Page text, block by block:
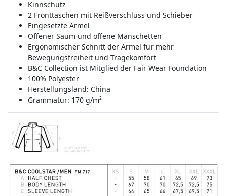
Kinnschutz
2 Fronttaschen mit Reißverschluss und Schieber
Eingesetzte Ärmel
Offener Saum und offene Manschetten
Ergonomischer Schnitt der Ärmel für mehr
Bewegungsfreiheit und Tragekomfort
B&C Collection ist Mitglied der Fair Wear Foundation
100% Polyester
Herstellungsland: China
Grammatur: 170 g/m²